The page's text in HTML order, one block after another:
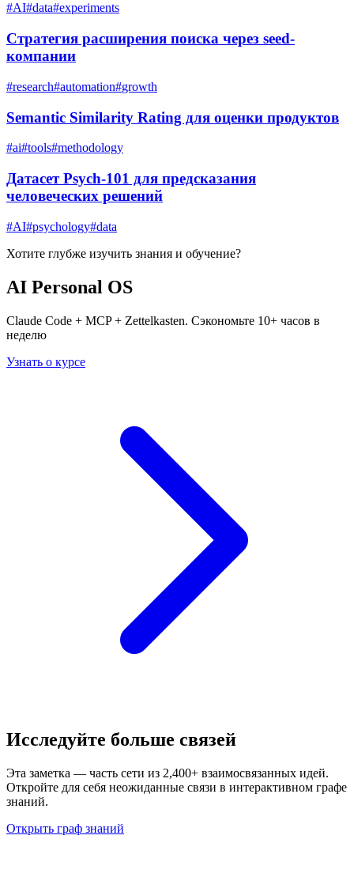
#AI#data#experiments
Стратегия расширения поиска через seed-
компании
#research#automation#growth
Semantic Similarity Rating для оценки продуктов
#ai#tools#methodology
Датасет Psych-101 для предсказания
человеческих решений
#AI#psychology#data
Хотите глубже изучить знания и обучение?
AI Personal OS
Claude Code + MCP + Zettelkasten. Сэкономьте 10+ часов в
неделю
Узнать о курсе
Исследуйте больше связей
Эта заметка — часть сети из 2,400+ взаимосвязанных идей.
Откройте для себя неожиданные связи в интерактивном графе
знаний.
Открыть граф знаний